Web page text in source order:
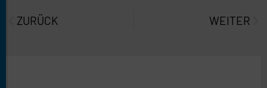
ZURÜCK WEITER